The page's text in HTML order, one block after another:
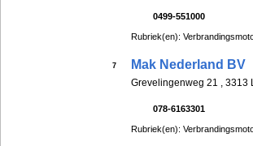
0499-551000
Rubriek(en):
7 Mak Nederland BV
Grevelingenweg 21 , 3313
078-6163301
Rubriek(en):